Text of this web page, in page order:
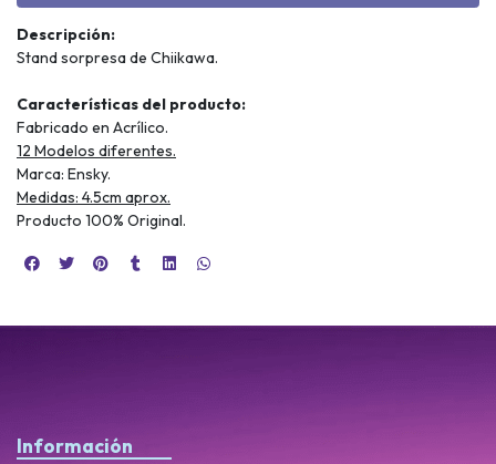
Descripción:
Stand sorpresa de Chiikawa.
Características del producto:
Fabricado en Acrílico.
12 Modelos diferentes.
Marca: Ensky.
Medidas: 4.5cm aprox.
Producto 100% Original.
Información